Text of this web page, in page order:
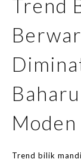
Bilik
Bilik
Bilik
Menarik
Trend
Moden
Trend bilik